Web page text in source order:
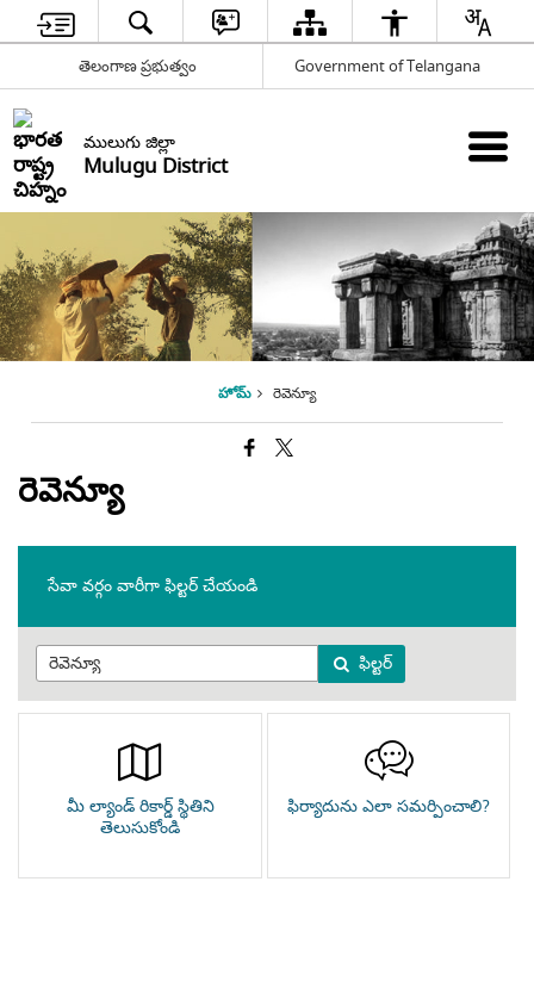
తెలంగాణ ప్రభుత్వం Government of Telangana
ములుగు జిల్లా
Mulugu District
హోమ్ రెవెన్యూ
రెవెన్యూ
సేవా వర్గం వారీగా ఫిల్టర్ చేయండి
ఫిల్టర్
మీ ల్యాండ్ రికార్డ్ స్థితిని
తెలుసుకోండి
ఫిర్యాదును ఎలా సమర్పించాలి?